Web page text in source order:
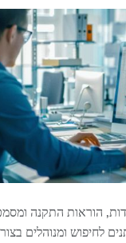
הוראות התקנה
לחיפוש ומנוהלים